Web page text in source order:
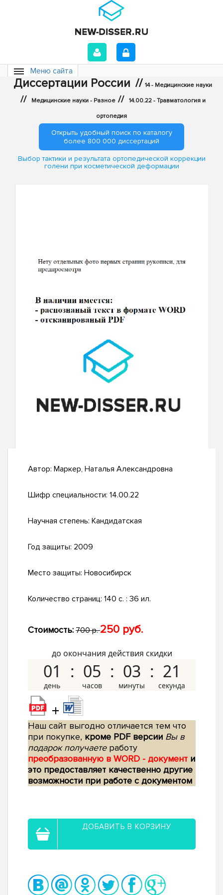
Меню сайта
Диссертации России // 14 - Медицинские науки
// Медицинские науки - Разное // 14.00.22 - Травматология и
ортопедия
Открыть удобный поиск по каталогу
более 800 000 диссертаций
Выбор тактики и результата ортопедической коррекции
голени при косметической деформации
Автор: Маркер, Наталья Александровна
Шифр специальности: 14.00.22
Научная степень: Кандидатская
Год защиты: 2009
Место защиты: Новосибирск
Количество страниц: 140 с. : 36 ил.
Стоимость: 700 р.250 руб.
до окончания действия скидки
01 05 03 20
+
Наш сайт выгодно отличается тем что
при покупке, кроме PDF версии Вы в
подарок получаетеработу
преобразованную в WORD - документ и
это предоставляет качественно другие
возможности при работе с документом
ДОБАВИТЬ В КОРЗИНУ